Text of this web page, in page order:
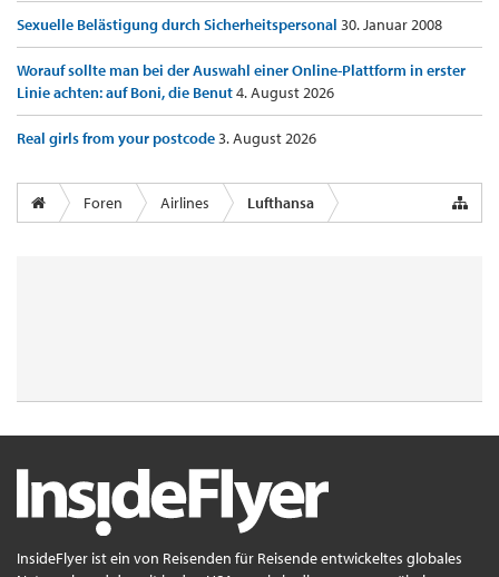
Sexuelle Belästigung durch Sicherheitspersonal 30. Januar 2008
Worauf sollte man bei der Auswahl einer Online-Plattform in erster
Linie achten: auf Boni, die Benut4. August 2026
Real girls from your postcode3. August 2026
Foren Airlines Lufthansa
InsideFlyer ist ein von Reisenden für Reisende entwickeltes globales